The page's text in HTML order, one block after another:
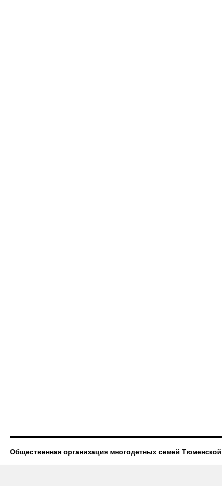
Общественная организация многодетных семей